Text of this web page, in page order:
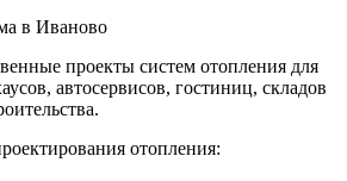
в Иваново
проекты систем отопления для
автосервисов, гостиниц, складов
отопления: